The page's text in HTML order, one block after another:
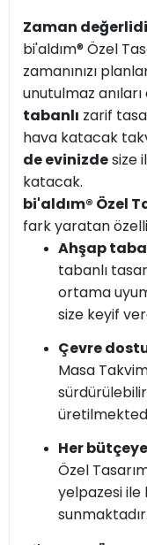
Zaman
bi'aldım® Özel
zamanınızı
unutulmaz
tabanlı zarif
hava katacak
de evinizdesize
katacak.
bi'aldım® Özel
fark yaratan
Ahşap
tabanlı
ortama
size keyif
Çevre
Masa
Her
Özel
yelpazesi
sunmaktadır.